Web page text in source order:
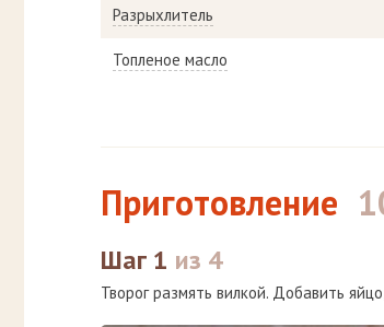
Разрыхлитель
Топленое масло
Приготовление
Шаг 1 из 4
Творог размять вилкой. Добавить